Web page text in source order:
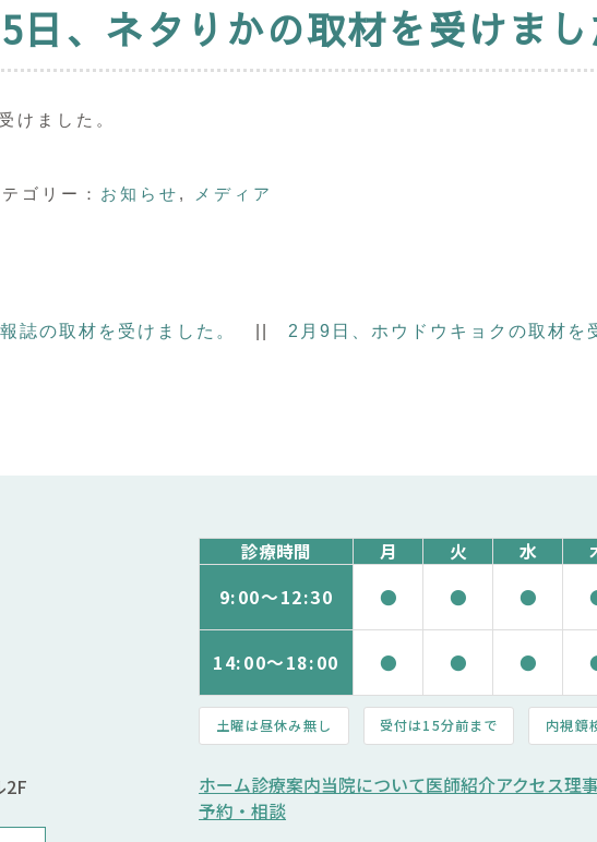
日、ネタりかの取材を受けまし
けました。
ゴリー： お知らせ , メディア
誌の取材を受けました。 2月9日、ホウドウキョクの取材を
2F
診療時間 月 火 水
9:00～12:30 ● ● ●
14:00～18:00 ● ● ●
土曜は昼休み無し 受付は15分前まで 内視鏡
ホーム診療案内当院について医師紹介アクセス理
予約・相談